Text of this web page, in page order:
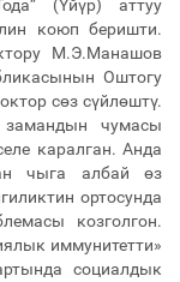
(Үйүр) аттуу
коюп беришти.
М.Э.Манашов
Оштогу
сөз сүйлөштү.
чумасы
каралган. Анда
чыга албай өз
ортосунда
козголгон.
иммунитетти»
социалдык